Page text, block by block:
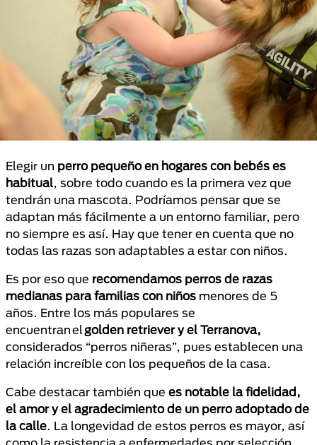
Elegir un perro pequeño en hogares con bebés es
habitual, sobre todo cuando es la primera vez que
tendrán una mascota. Podríamos pensar que se
adaptan más fácilmente a un entorno familiar, pero
no siempre es así. Hay que tener en cuenta que no
todas las razas son adaptables a estar con niños.
Es por eso que recomendamos perros de razas
medianas para familias con niños menores de 5
años. Entre los más populares se
encuentran el golden retriever y el Terranova,
considerados “perros niñeras”, pues establecen una
relación increíble con los pequeños de la casa.
Cabe destacar también que es notable la fidelidad,
el amor y el agradecimiento de un perro adoptado de
la calle. La longevidad de estos perros es mayor, así